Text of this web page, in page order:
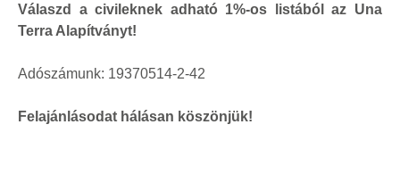
Válaszd a civileknek adható 1%-os listából az Una
Terra Alapítványt!
Adószámunk: 19370514-2-42
Felajánlásodat hálásan köszönjük!